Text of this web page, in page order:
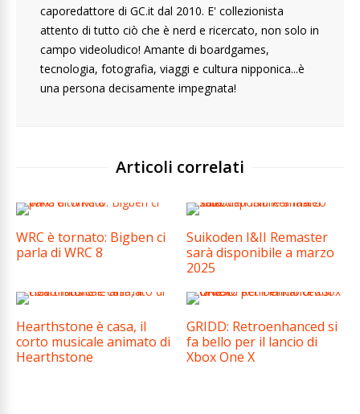
caporedattore di GC.it dal 2010. E' collezionista
attento di tutto ciò che è nerd e ricercato, non solo in
campo videoludico! Amante di boardgames,
tecnologia, fotografia, viaggi e cultura nipponica...è
una persona decisamente impegnata!
Articoli correlati
WRC è tornato: Bigben ci
parla di WRC 8
Suikoden I&II Remaster
sarà disponibile a marzo
2025
Hearthstone è casa, il
corto musicale animato di
Hearthstone
GRIDD: Retroenhanced si
fa bello per il lancio di
Xbox One X